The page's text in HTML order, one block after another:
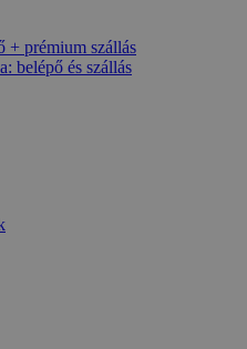
+ prémium szállás
belépő és szállás